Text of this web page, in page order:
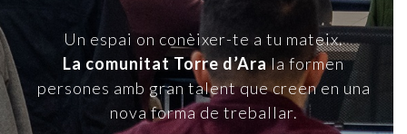
Un espai on conèixer-te a tu mateix.
La comunitat Torre d’Arala formen
persones amb gran talent que creen en una
nova forma de treballar.